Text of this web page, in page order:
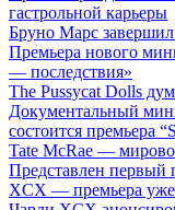
гастрольной карьеры
Бруно Марс
Премьера нового
— последствия»
The Pussycat Dolls
Документальный
состоится премьера
Tate McRae —
Представлен первый
XCX — премьера уже